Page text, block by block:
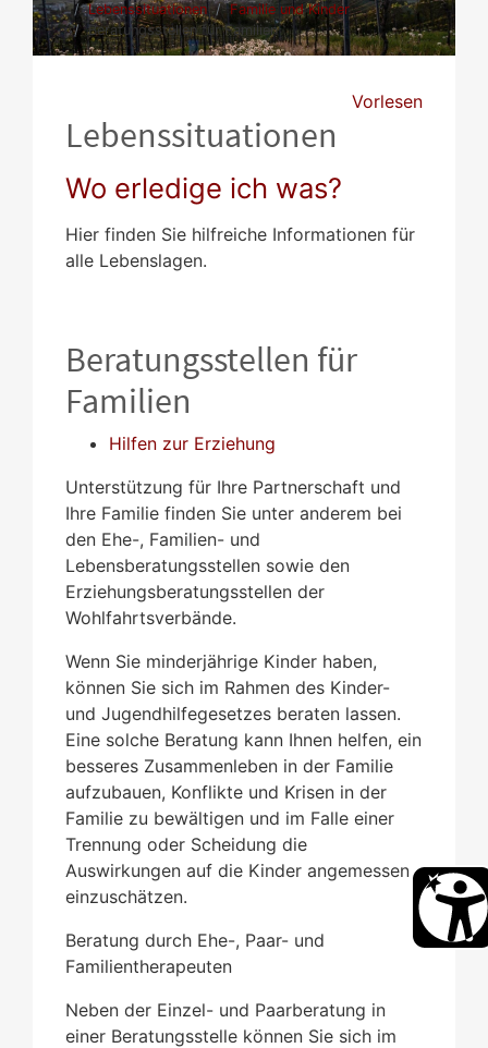
Lebenssituationen
Familie und Kinder
Beratungsstellen für Familien
Vorlesen
Lebenssituationen
Wo erledige ich was?
Hier finden Sie hilfreiche Informationen für
alle Lebenslagen.
Beratungsstellen für
Familien
Hilfen zur Erziehung
Unterstützung für Ihre Partnerschaft und
Ihre Familie finden Sie unter anderem bei
den Ehe-, Familien- und
Lebensberatungsstellen sowie den
Erziehungsberatungsstellen der
Wohlfahrtsverbände.
Wenn Sie minderjährige Kinder haben,
können Sie sich im Rahmen des Kinder-
und Jugendhilfegesetzes beraten lassen.
Eine solche Beratung kann Ihnen helfen, ein
besseres Zusammenleben in der Familie
aufzubauen, Konflikte und Krisen in der
Familie zu bewältigen und im Falle einer
Trennung oder Scheidung die
Auswirkungen auf die Kinder angemessen
einzuschätzen.
Beratung durch Ehe-, Paar- und
Familientherapeuten
Neben der Einzel- und Paarberatung in
einer Beratungsstelle können Sie sich im